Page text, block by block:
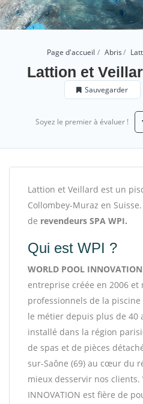
Page d'accueil Abris
Lattion et
Sauvegarder
Soyez le premier à évaluer !
Lattion et Veillard est un
Collombey-Muraz en
de revendeurs SPA WPI.
Qui est WPI ?
WORLD POOL INNOVATION
entreprise créée en 2006
professionnels de la
le métier depuis plus de 40
installé dans la région
de spas et de pièces
sur-Saône (69) au cœur du
mieux desservir nos clients.
INNOVATION est fière de